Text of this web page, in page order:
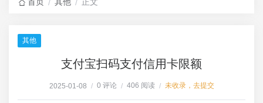
/ /
其他
支付宝扫码支付信用卡限额
2025-01-08 / 0 评论 / 406 阅读 / 未收录，去提交